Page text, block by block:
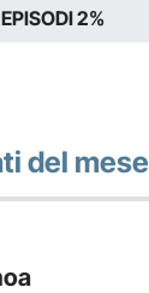
EPISODI 2%
del mese